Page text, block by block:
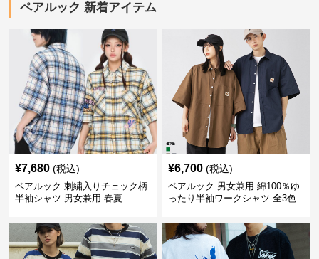
ペアルック 新着アイテム
¥7,680 (税込)
ペアルック 刺繍入りチェック柄
半袖シャツ 男女兼用 春夏
¥6,700 (税込)
ペアルック 男女兼用 綿100％ゆ
ったり半袖ワークシャツ 全3色